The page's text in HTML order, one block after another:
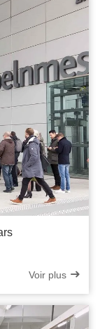
Voir plus